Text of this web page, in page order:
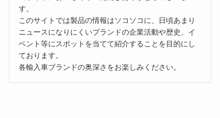
す。
このサイトでは製品の情報はソコソコに、日頃あまり
ニュースになりにくいブランドの企業活動や歴史、イ
ベント等にスポットを当てて紹介することを目的にし
ております。
各輸入車ブランドの奥深さをお楽しみください。